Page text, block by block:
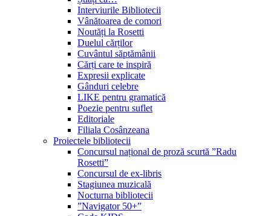
Interviurile Bibliotecii
Vânătoarea de comori
Noutăți la Rosetti
Duelul cărților
Cuvântul săptămânii
Cărți care te inspiră
Expresii explicate
Gânduri celebre
LIKE pentru gramatică
Poezie pentru suflet
Editoriale
Filiala Cosânzeana
Proiectele bibliotecii
Concursul național de proză scurtă ”Radu
Rosetti”
Concursul de ex-libris
Stagiunea muzicală
Nocturna bibliotecii
”Navigator 50+”